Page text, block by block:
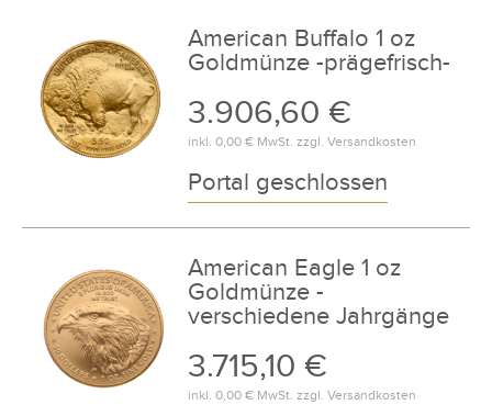
American Buffalo 1 oz
Goldmünze -prägefrisch-
3.906,60 €
inkl. 0,00 €MwSt. zzgl. Versandkosten
Portal geschlossen
American Eagle 1 oz
Goldmünze -
verschiedene Jahrgänge
3.715,10 €
inkl. 0,00 €MwSt. zzgl. Versandkosten